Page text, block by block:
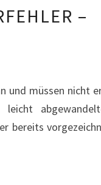
–
und müssen nicht
bereits